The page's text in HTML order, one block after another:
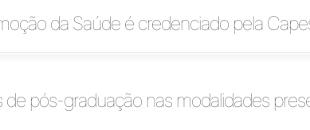
da Saúde é credenciado pela
de pós-graduação nas modalidades